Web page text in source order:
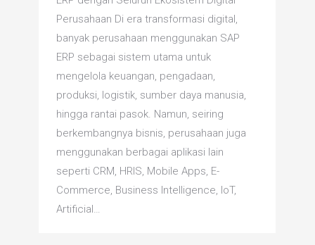
Perusahaan Di era transformasi digital,
banyak perusahaan menggunakan SAP
ERP sebagai sistem utama untuk
mengelola keuangan, pengadaan,
produksi, logistik, sumber daya manusia,
hingga rantai pasok. Namun, seiring
berkembangnya bisnis, perusahaan juga
menggunakan berbagai aplikasi lain
seperti CRM, HRIS, Mobile Apps, E-
Commerce, Business Intelligence, IoT,
Artificial…